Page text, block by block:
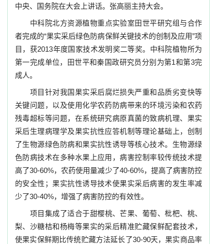
中央、国务院在大会上讲话。张高丽主持大会。
中科院北方资源植物重点实验室田世平研究组与合作
者完成的“果实采后绿色防病保鲜关键技术的创制及应用”项
目，获2013年度国家技术发明奖二等奖。中科院植物所为
第一完成单位，田世平和秦国政研究员分别为第1和第3完
成人。
项目针对我国果实采后腐烂损失严重和品质劣变快等
关键问题，以及使用化学农药防病带来的环境污染和农药
残毒超标等问题，在系统研究病原真菌的致病机理、果实
采后生理病理学及果实抗性应答机制等理论基础上，创制
了生物源绿色防病和果实抗性诱导等核心技术。生物源绿
色防病技术在多种水果上应用，病害控制率较传统技术提
高了30-60%，农药使用量减少了40-60%，提高了病害防控
的安全性；果实抗性诱导技术使果实采后病害的发生率减
少了30-40%，增强了病害防控的有效性。
项目集成了适合于甜樱桃、芒果、葡萄、枇杷、桃、
梨、沙糖桔和杨梅等果实的采后精准贮藏保鲜配套技术，
使果实保鲜期比传统贮藏方法延长了30-90天，果实商品率